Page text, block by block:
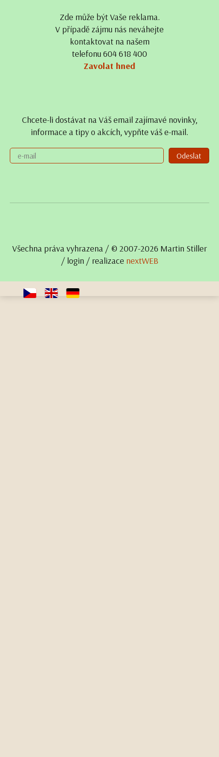
Zde může být Vaše reklama.
V případě zájmu nás neváhejte
kontaktovat na našem
telefonu 604 618 400
Zavolat hned
Chcete-li dostávat na Váš email zajímavé novinky,
informace a tipy o akcích, vypňte váš e-mail.
Odeslat
Všechna práva vyhrazena / © 2007- 2026 Martin Stiller
/ login / realizace nextWEB